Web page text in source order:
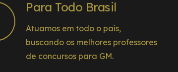
Para Todo Brasil
Atuamos em todo o país,
buscando os melhores professores
de concursos para GM.